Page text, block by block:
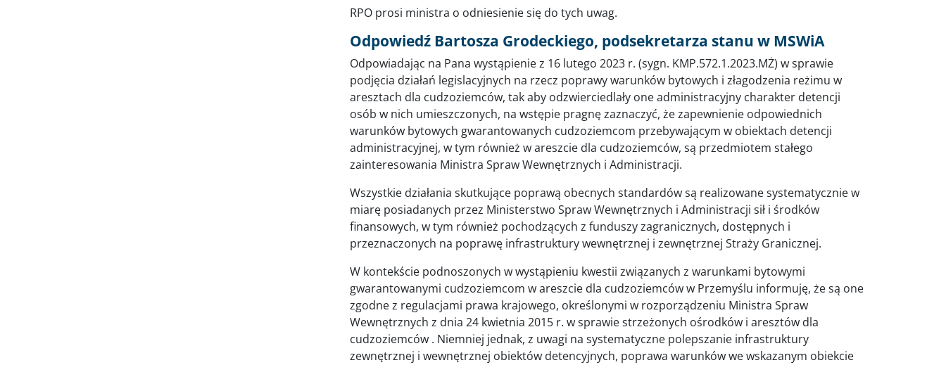
RPO prosi ministra o odniesienie się do tych uwag.
Odpowiedź Bartosza Grodeckiego, podsekretarza stanu w MSWiA
Odpowiadając na Pana wystąpienie z 16 lutego 2023 r. (sygn. KMP.572.1.2023.MŻ) w sprawie
podjęcia działań legislacyjnych na rzecz poprawy warunków bytowych i złagodzenia reżimu w
aresztach dla cudzoziemców, tak aby odzwierciedlały one administracyjny charakter detencji
osób w nich umieszczonych, na wstępie pragnę zaznaczyć, że zapewnienie odpowiednich
warunków bytowych gwarantowanych cudzoziemcom przebywającym w obiektach detencji
administracyjnej, w tym również w areszcie dla cudzoziemców, są przedmiotem stałego
zainteresowania Ministra Spraw Wewnętrznych i Administracji.
Wszystkie działania skutkujące poprawą obecnych standardów są realizowane systematycznie w
miarę posiadanych przez Ministerstwo Spraw Wewnętrznych i Administracji sił i środków
finansowych, w tym również pochodzących z funduszy zagranicznych, dostępnych i
przeznaczonych na poprawę infrastruktury wewnętrznej i zewnętrznej Straży Granicznej.
W kontekście podnoszonych w wystąpieniu kwestii związanych z warunkami bytowymi
gwarantowanymi cudzoziemcom w areszcie dla cudzoziemców w Przemyślu informuję, że są one
zgodne z regulacjami prawa krajowego, określonymi w rozporządzeniu Ministra Spraw
Wewnętrznych z dnia 24 kwietnia 2015 r. w sprawie strzeżonych ośrodków i aresztów dla
cudzoziemców . Niemniej jednak, z uwagi na systematyczne polepszanie infrastruktury
zewnętrznej i wewnętrznej obiektów detencyjnych, poprawa warunków we wskazanym obiekcie